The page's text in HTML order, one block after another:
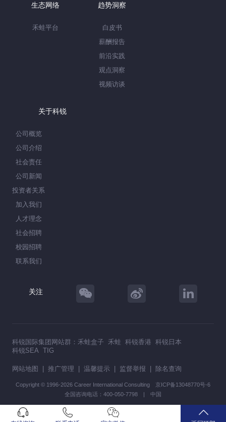
生态网络
禾蛙平台
趋势洞察
白皮书
薪酬报告
前沿实践
观点洞察
视频访谈
关于科锐
公司概览
公司介绍
社会责任
公司新闻
投资者关系
加入我们
人才理念
社会招聘
校园招聘
联系我们
关注
科锐国际集团网站群： 禾蛙盒子 禾蛙 科锐香港 科锐日本
科锐SEA TIG
网站地图 推广管理 温馨提示 监督举报 除名查询
Copyright © 1996-2026 Career International Consulting 京ICP备13048770号-6
全国咨询电话：400-050-7798 | 中国